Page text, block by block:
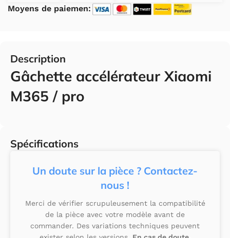
Moyens de paiemen:
Description
Gâchette accélérateur Xiaomi
M365 / pro
Spécifications
Un doute sur la pièce ? Contactez-
nous !
Merci de vérifier scrupuleusement la compatibilité
de la pièce avec votre modèle avant de
commander. Des variations techniques peuvent